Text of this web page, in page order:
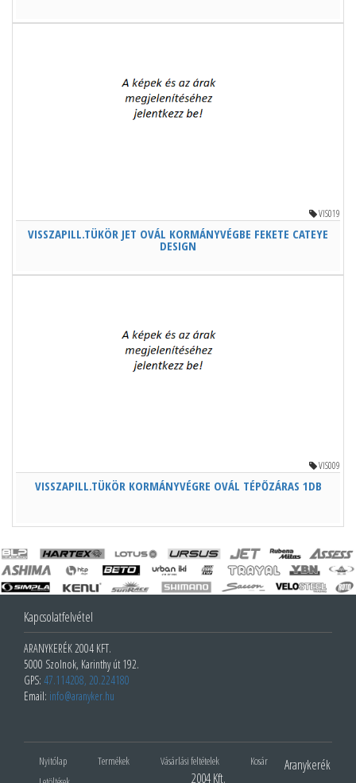
VIS019
VISSZAPILL.TÜKÖR JET OVÁL KORMÁNYVÉGBE FEKETE CATEYE
DESIGN
VIS009
VISSZAPILL.TÜKÖR KORMÁNYVÉGRE OVÁL TÉPŐZÁRAS 1DB
Kapcsolatfelvétel
ARANYKERÉK 2004 KFT.
5000 Szolnok, Karinthy út 192.
GPS: 47.114208, 20.224180
Email: info@aranyker.hu
Nyitólap Termékek Vásárlási feltételek
Kosár
Aranykerék
2004 Kft.